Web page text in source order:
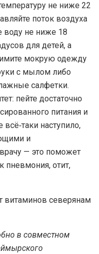
не ниже 22
поток воздуха
воду не ниже 18
для детей, а
мокрую одежду
с мылом либо
салфетки.
пейте достаточно
питания и
наступило,
и
— это поможет
пневмония, отит,
витаминов северянам
в совместном